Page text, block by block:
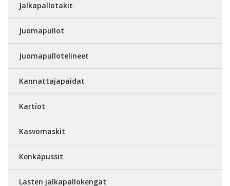
Jalkapallotakit
Juomapullot
Juomapullotelineet
Kannattajapaidat
Kartiot
Kasvomaskit
Kenkäpussit
Lasten jalkapallokengät